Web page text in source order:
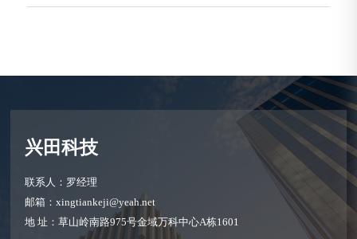
兴田科技
联系人：罗经理
邮箱：xingtiankeji@yeah.net
地 址：草山岭南路975号金域万科中心A栋1601